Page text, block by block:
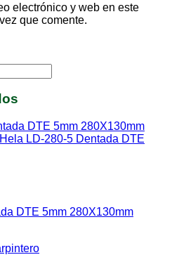
electrónico y web en este
que comente.
DTE 5mm 280X130mm